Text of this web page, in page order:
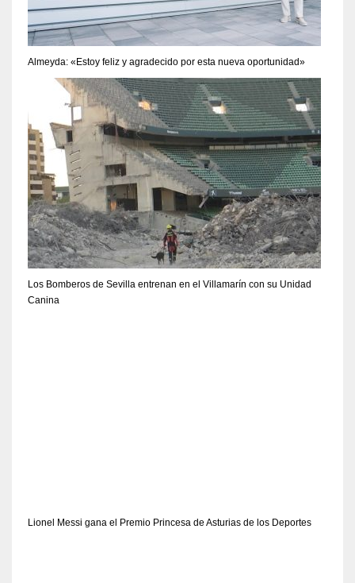
Almeyda: «Estoy feliz y agradecido por esta nueva oportunidad»
Los Bomberos de Sevilla entrenan en el Villamarín con su Unidad
Canina
Lionel Messi gana el Premio Princesa de Asturias de los Deportes